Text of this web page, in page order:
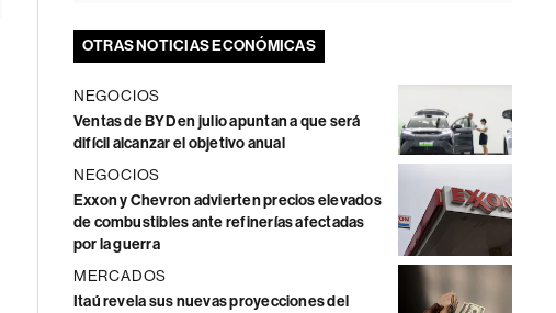
OTRAS NOTICIAS ECONÓMICAS
NEGOCIOS
Ventas de BYD en julio apuntan a que será
difícil alcanzar el objetivo anual
NEGOCIOS
Exxon y Chevron advierten precios elevados
de combustibles ante refinerías afectadas
por la guerra
MERCADOS
Itaú revela sus nuevas proyecciones del